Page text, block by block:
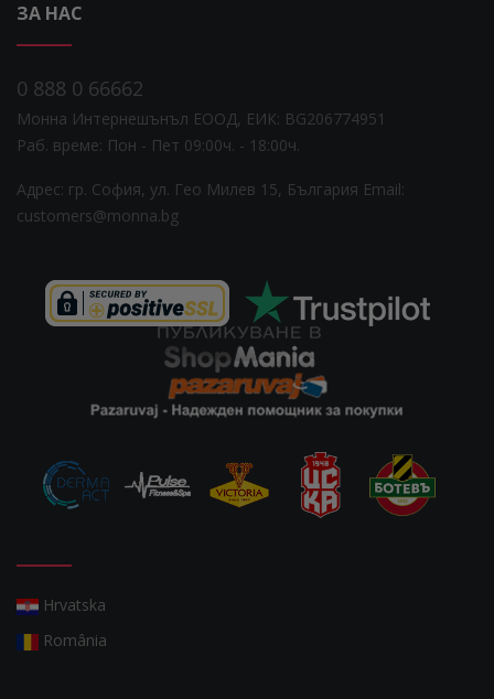
ЗА НАС
0 888 0 66662
Монна Интернешънъл ЕООД, ЕИК: BG206774951
Раб. време: Пoн - Пет 09:00ч. - 18:00ч.
Адрес: гр. София, ул. Гео Милев 15, България Email:
customers@monna.bg
Hrvatska
România